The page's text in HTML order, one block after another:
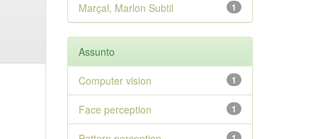
1
Marçal, Marlon Subtil
Assunto
1
Computer vision
1
Face perception